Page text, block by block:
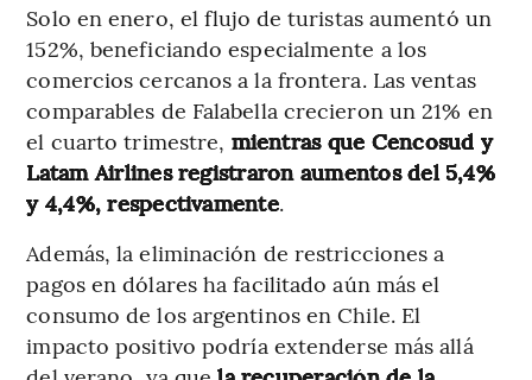
Solo en enero, el flujo de turistas aumentó un
152%, beneficiando especialmente a los
comercios cercanos a la frontera. Las ventas
comparables de Falabella crecieron un 21% en
el cuarto trimestre, mientras que Cencosud y
Latam Airlines registraron aumentos del 5,4%
y 4,4%, respectivamente.
Además, la eliminación de restricciones a
pagos en dólares ha facilitado aún más el
consumo de los argentinos en Chile. El
impacto positivo podría extenderse más allá